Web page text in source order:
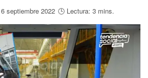
6 septiembre 2022 🕒 Lectura: 3 mins.